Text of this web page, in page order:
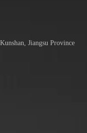
Jiangsu Province